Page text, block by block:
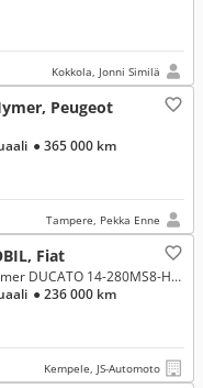
Kokkola, Jonni Similä
Peugeot
● 365 000 km
Tampere, Pekka Enne
Fiat
2.4, Integroitu, Fiat-Hymer DUCATO 14-280MS8-HYMERMOBIL 554/292
● 236 000 km
Kempele, JS-Automoto